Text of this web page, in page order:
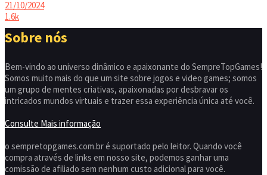
21/10/2024
1.6k
Sobre nós
Bem-vindo ao universo dinâmico e apaixonante do SempreTopGames!
Somos muito mais do que um site sobre jogos e video games; somos
um grupo de mentes criativas, apaixonadas por desbravar os
intricados mundos virtuais e trazer essa experiência única até você.
Consulte Mais informação
o sempretopgames.com.br é suportado pelo leitor. Quando você
compra através de links em nosso site, podemos ganhar uma
comissão de afiliado sem nenhum custo adicional para você.